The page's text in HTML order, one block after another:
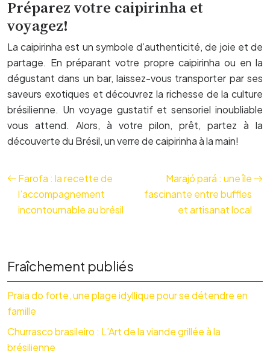
Préparez votre caipirinha et
voyagez!
La caipirinha est un symbole d’authenticité, de joie et de
partage. En préparant votre propre caipirinha ou en la
dégustant dans un bar, laissez-vous transporter par ses
saveurs exotiques et découvrez la richesse de la culture
brésilienne. Un voyage gustatif et sensoriel inoubliable
vous attend. Alors, à votre pilon, prêt, partez à la
découverte du Brésil, un verre de caipirinha à la main!
Farofa : la recette de
l’accompagnement
incontournable au brésil
Marajó pará : une île
fascinante entre buffles
et artisanat local
Fraîchement publiés
Praia do forte, une plage idyllique pour se détendre en
famille
Churrasco brasileiro : L’Art de la viande grillée à la
brésilienne